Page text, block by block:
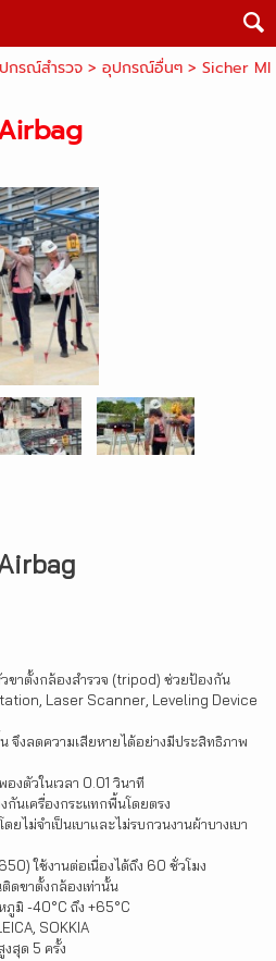
กรณ์สำรวจ> อุปกรณ์อื่นๆ> Sicher MI
ขาตั้งกล้องสำรวจ (tripod) ช่วยป้องกัน
Laser Scanner, Leveling Device
จึงลดความเสียหายได้อย่างมีประสิทธิภาพ
งตัวในเวลา 0.01 วินาที
นเครื่องกระแทกพื้นโดยตรง
ยไม่จำเป็นเบาและไม่รบกวนงานผ้าบางเบา
ใช้งานต่อเนื่องได้ถึง 60 ชั่วโมง
ดขาตั้งกล้องเท่านั้น
มิ -40°C ถึง +65°C
SOKKIA
งสุด 5 ครั้ง